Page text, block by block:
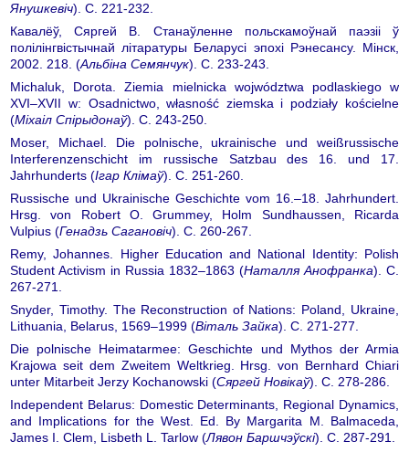
Янушкевіч). С. 221-232.
Кавалёў, Сяргей В. Станаўленне польскамоўнай паэзіі ў
полілінгвістычнай літаратуры Беларусі эпохі Рэнесансу. Мінск,
2002. 218. (Альбіна Семянчук). С. 233-243.
Michaluk, Dorota. Ziemia mielnicka wojwództwa podlaskiego w
XVI–XVII w: Osadnictwo, własność ziemska i podziały kościelne
(Міхаіл Спірыдонаў). С. 243-250.
Moser, Michael. Die polnische, ukrainische und weißrussische
Interferenzenschicht im russische Satzbau des 16. und 17.
Jahrhunderts (Ігар Клімаў). С. 251-260.
Russische und Ukrainische Geschichte vom 16.–18. Jahrhundert.
Hrsg. von Robert O. Grummey, Holm Sundhaussen, Ricarda
Vulpius (Генадзь Сагановіч). С. 260-267.
Remy, Johannes. Higher Education and National Identity: Polish
Student Activism in Russia 1832–1863 (Наталля Анофранка). С.
267-271.
Snyder, Timothy. The Reconstruction of Nations: Poland, Ukraine,
Lithuania, Belarus, 1569–1999 (Віталь Зайка). С. 271-277.
Die polnische Heimatarmee: Geschichte und Mythos der Armia
Krajowa seit dem Zweitem Weltkrieg. Hrsg. von Bernhard Chiari
unter Mitarbeit Jerzy Kochanowski (Сяргей Новікаў). С. 278-286.
Independent Belarus: Domestic Determinants, Regional Dynamics,
and Implications for the West. Ed. By Margarita M. Balmaceda,
James I. Clem, Lisbeth L. Tarlow (Лявон Баршчэўскі). С. 287-291.